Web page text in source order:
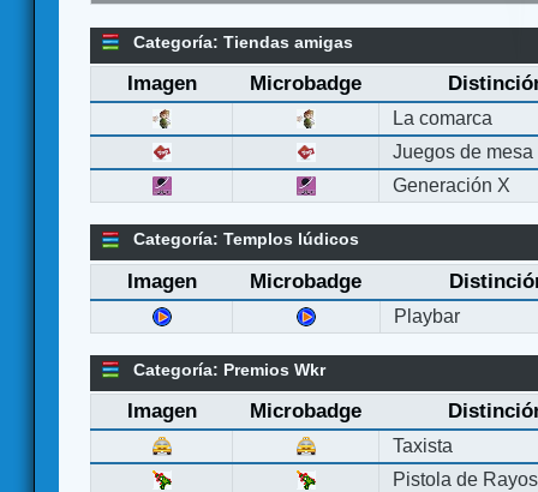
Categoría: Tiendas amigas
Imagen Microbadge
La comarca
Juegos de mesa
Generación X
Categoría: Templos lúdicos
Imagen Microbadge
Playbar
Categoría: Premios Wkr
Imagen Microbadge
Taxista
Pistola de Rayos